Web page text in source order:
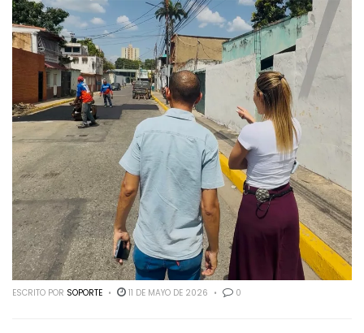
ESCRITO POR SOPORTE 11 DE MAYO DE 2026 0